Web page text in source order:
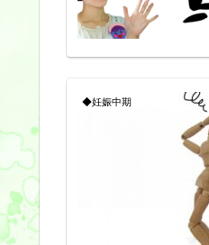
◆妊娠中期